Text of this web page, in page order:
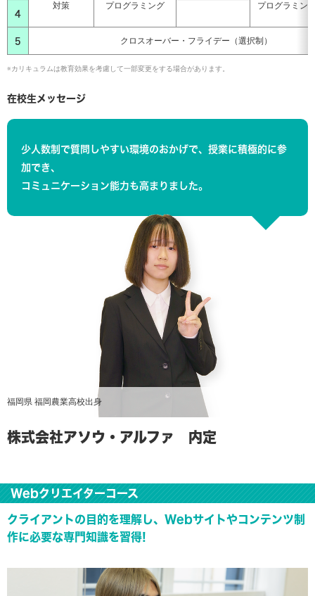
対策
プログラミング
プログラミン
4
5 クロスオーバー・フライデー（選択制）
※カリキュラムは教育効果を考慮して一部変更をする場合があります。
在校生メッセージ
少人数制で質問しやすい環境のおかげで、授業に積極的に参
加でき、
コミュニケーション能力も高まりました。
福岡県 福岡農業高校出身
株式会社アソウ・アルファ 内定
Webクリエイターコース
クライアントの目的を理解し、Webサイトやコンテンツ制
作に必要な専門知識を習得!